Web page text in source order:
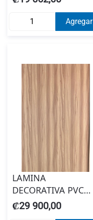
BLANCO DORADO
1.22 X 2.44 X 3MM
#02163824100
Agregar
LAMINA
DECORATIVA PVC
ROBLE CLARO
BAMBOO
₡29 900,00